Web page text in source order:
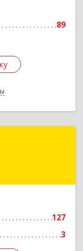
89
127
3
р-н,